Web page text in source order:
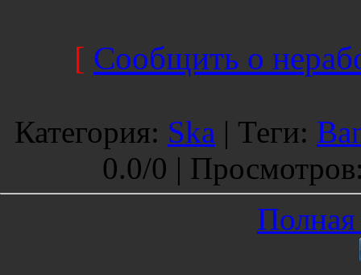
[ Сообщить о
Категория: Ska | Теги:
0.0/0 | Просмотров
Полная